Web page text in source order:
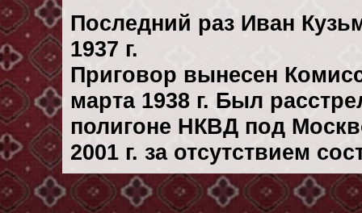
Последний раз Иван
1937 г.
Приговор вынесен
марта 1938 г. Был
полигоне НКВД под
2001 г. за отсутствием